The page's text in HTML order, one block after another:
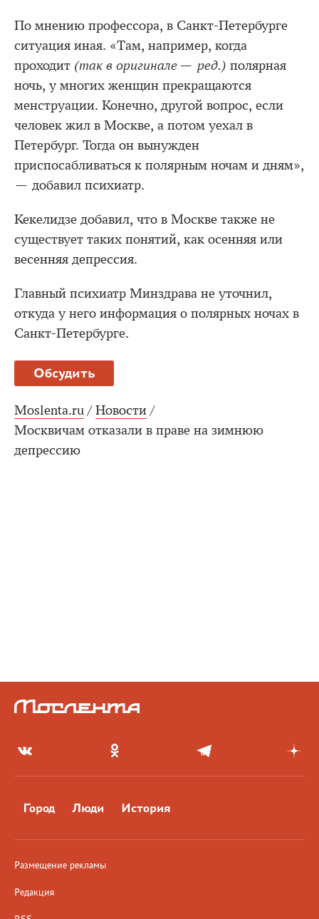
По мнению профессора, в Санкт-Петербурге
ситуация иная. «Там, например, когда
проходит (так в оригинале — ред.) полярная
ночь, у многих женщин прекращаются
менструации. Конечно, другой вопрос, если
человек жил в Москве, а потом уехал в
Петербург. Тогда он вынужден
приспосабливаться к полярным ночам и дням»,
— добавил психиатр.
Кекелидзе добавил, что в Москве также не
существует таких понятий, как осенняя или
весенняя депрессия.
Главный психиатр Минздрава не уточнил,
откуда у него информация о полярных ночах в
Санкт-Петербурге.
Обсудить
Moslenta.ru / Новости /
Москвичам отказали в праве на зимнюю
депрессию
Город Люди История
Размещение рекламы
Редакция